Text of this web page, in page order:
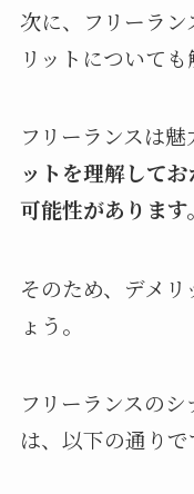
次に、フリーラ
リットについても
フリーランスは魅
ットを理解して
可能性があります。
そのため、デメ
ょう。
フリーランスの
は、以下の通りで